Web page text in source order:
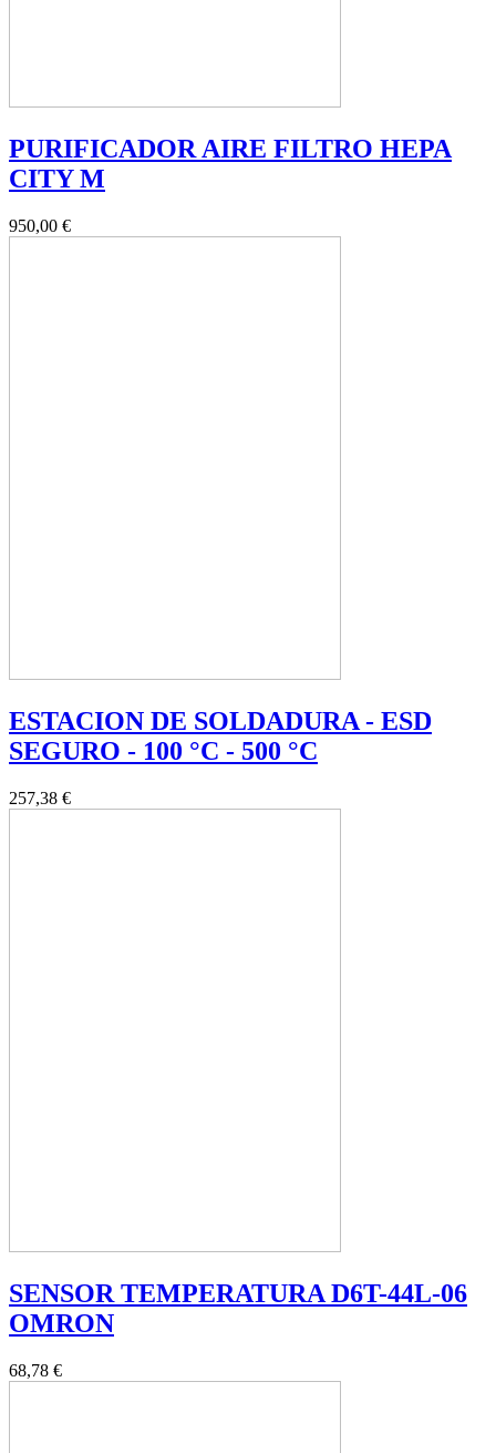
PURIFICADOR AIRE FILTRO HEPA
CITY M
950,00 €
ESTACION DE SOLDADURA - ESD
SEGURO - 100 °C - 500 °C
257,38 €
SENSOR TEMPERATURA D6T-44L-06
OMRON
68,78 €